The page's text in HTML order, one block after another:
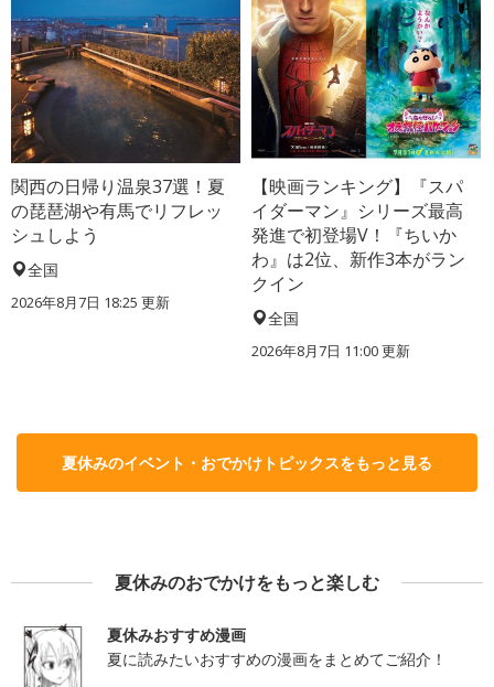
関西の日帰り温泉37選！夏
の琵琶湖や有馬でリフレッ
シュしよう
全国
2026年8月7日 18:25 更新
【映画ランキング】『スパ
イダーマン』シリーズ最高
発進で初登場V！『ちいか
わ』は2位、新作3本がラン
クイン
全国
2026年8月7日 11:00更新
夏休みのイベント・おでかけトピックスをもっと見る
夏休みのおでかけをもっと楽しむ
夏休みおすすめ漫画
夏に読みたいおすすめの漫画をまとめてご紹介！